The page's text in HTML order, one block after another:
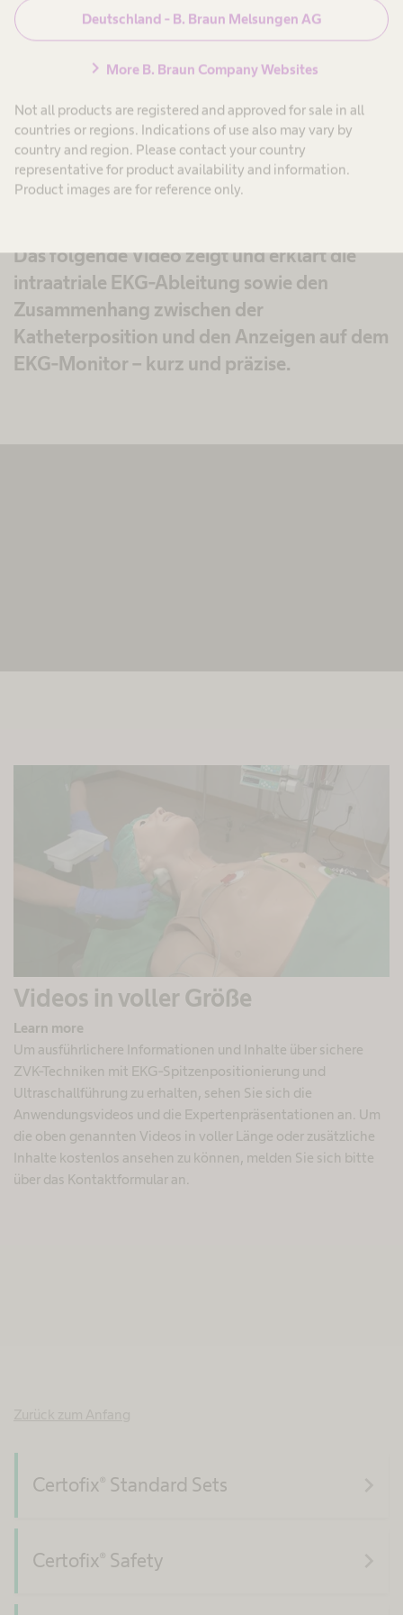
Deutschland - B. Braun Melsungen AG
chevron_right More B. Braun Company Websites
Not all products are registered and approved for sale in all
countries or regions. Indications of use also may vary by
country and region. Please contact your country
representative for product availability and information.
Product images are for reference only.
Der Nitinol Führungsdraht expand_more
Das folgende Video zeigt und erklärt die
intraatriale EKG-Ableitung sowie den
Zusammenhang zwischen der
Katheterposition und den Anzeigen auf dem
EKG-Monitor – kurz und präzise.
Videos in voller Größe
Learn more
Um ausführlichere Informationen und Inhalte über sichere
ZVK-Techniken mit EKG-Spitzenpositionierung und
Ultraschallführung zu erhalten, sehen Sie sich die
Anwendungsvideos und die Expertenpräsentationen an. Um
die oben genannten Videos in voller Länge oder zusätzliche
Inhalte kostenlos ansehen zu können, melden Sie sich bitte
über das Kontaktformular an.
Certofix® Standard Sets
Certofix® Safety